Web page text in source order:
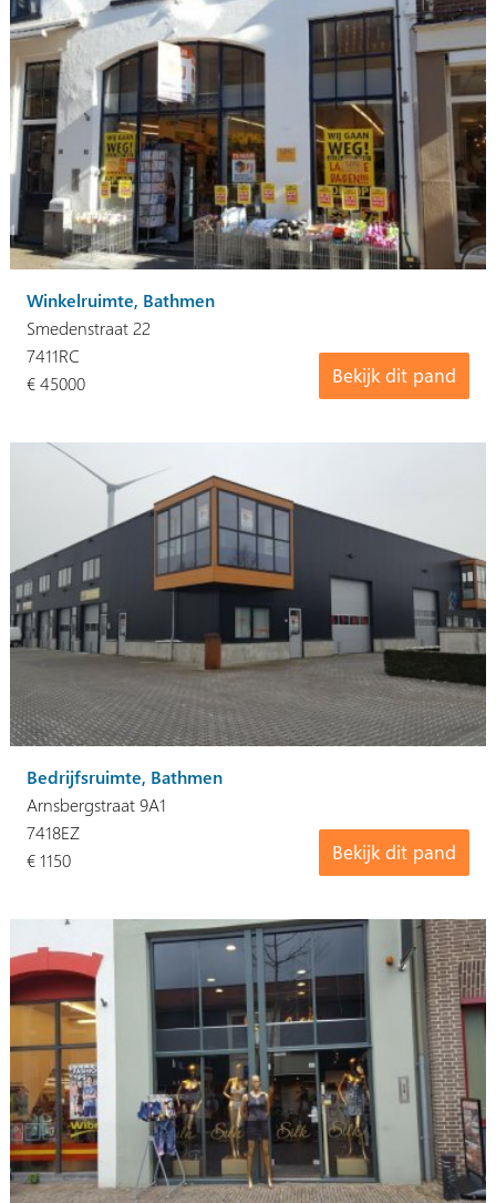
Winkelruimte, Bathmen
Smedenstraat 22
Bekijk dit pand
7411RC
€ 45000
Bedrijfsruimte, Bathmen
Arnsbergstraat 9A1
Bekijk dit pand
7418EZ
€ 1150